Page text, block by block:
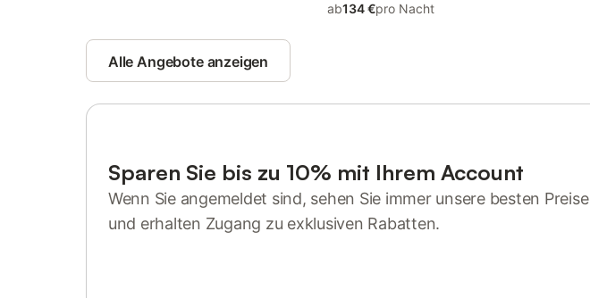
ab134 €pro Nacht
Alle Angebote anzeigen
Sparen Sie bis zu 10% mit Ihrem Account
Wenn Sie angemeldet sind, sehen Sie immer unsere besten Preise
und erhalten Zugang zu exklusiven Rabatten.